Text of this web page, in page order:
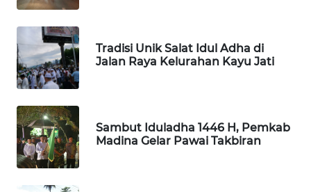
Tradisi Unik Salat Idul Adha di
Jalan Raya Kelurahan Kayu Jati
Sambut Iduladha 1446 H, Pemkab
Madina Gelar Pawai Takbiran
KARING
NEWS
JURNAL
HUMBANG
NEWS
GARONGGANG